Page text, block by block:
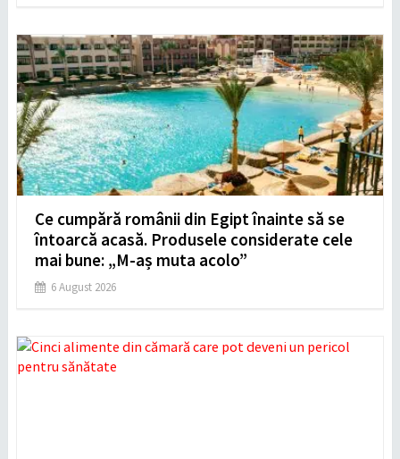
Ce cumpără românii din Egipt înainte să se
întoarcă acasă. Produsele considerate cele
mai bune: „M-aș muta acolo”
6 August 2026